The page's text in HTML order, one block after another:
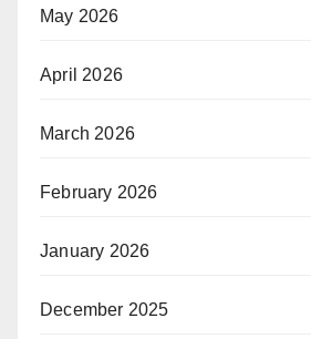
May 2026
April 2026
March 2026
February 2026
January 2026
December 2025